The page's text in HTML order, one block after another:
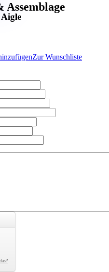
Assemblage
Zur Wunschliste